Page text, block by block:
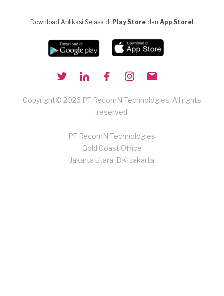
Download Aplikasi Sejasa di Play Store dan App Store!
Copyright© 2026 PT RecomN Technologies, All rights
reserved
PT RecomN Technologies
Gold Coast Office
Jakarta Utara, DKI Jakarta